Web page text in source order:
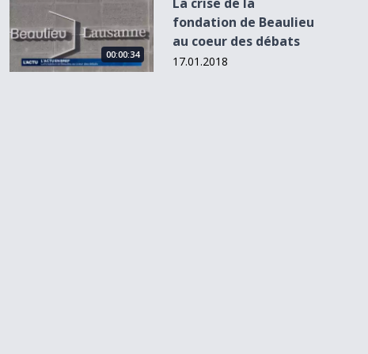
00:00:34
fondation de Beaulieu
au coeur des débats
17.01.2018